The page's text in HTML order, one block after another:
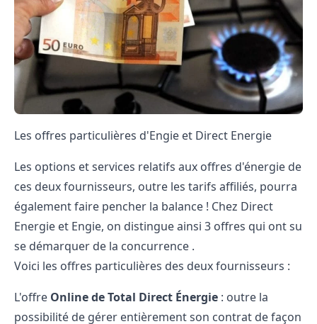
Les offres particulières d'Engie et Direct Energie
Les options et services relatifs aux offres d'énergie de
ces deux fournisseurs, outre les tarifs affiliés, pourra
également faire pencher la balance ! Chez Direct
Energie et Engie, on distingue ainsi 3 offres qui ont su
se démarquer de la concurrence .
Voici les offres particulières des deux fournisseurs :
L'offre Online de Total Direct Énergie : outre la
possibilité de gérer entièrement son contrat de façon